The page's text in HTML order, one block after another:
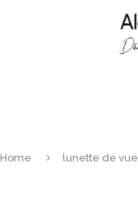
Home lunette de vue